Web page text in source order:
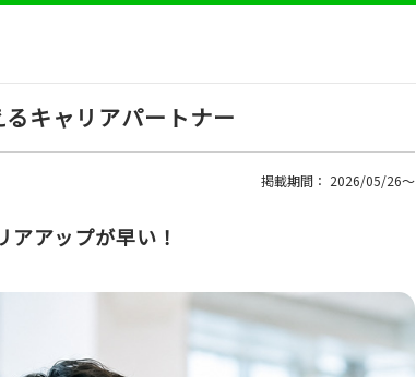
キャリアパートナー
掲載期間： 2026/05/26〜
アップが早い！